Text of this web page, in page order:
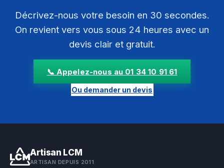
Décrivez-nous votre besoin en 30 secondes.
On revient vers vous sous 24 heures avec un
devis clair et gratuit.
📞 Appelez-nous au 01 34 10 91 61
Ou demander un devis
Artisan LCM
ARTISAN DEPUIS 2011